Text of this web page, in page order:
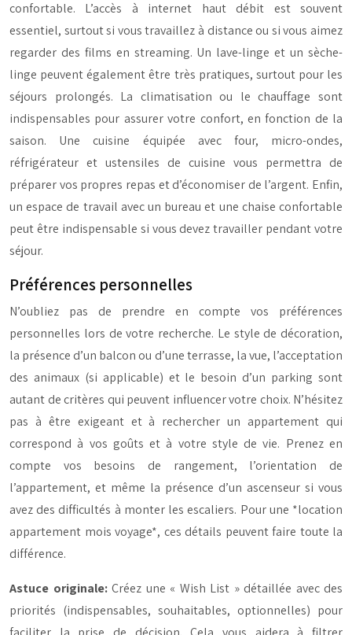
confortable. L’accès à internet haut débit est souvent
essentiel, surtout si vous travaillez à distance ou si vous aimez
regarder des films en streaming. Un lave-linge et un sèche-
linge peuvent également être très pratiques, surtout pour les
séjours prolongés. La climatisation ou le chauffage sont
indispensables pour assurer votre confort, en fonction de la
saison. Une cuisine équipée avec four, micro-ondes,
réfrigérateur et ustensiles de cuisine vous permettra de
préparer vos propres repas et d’économiser de l’argent. Enfin,
un espace de travail avec un bureau et une chaise confortable
peut être indispensable si vous devez travailler pendant votre
séjour.
Préférences personnelles
N’oubliez pas de prendre en compte vos préférences
personnelles lors de votre recherche. Le style de décoration,
la présence d’un balcon ou d’une terrasse, la vue, l’acceptation
des animaux (si applicable) et le besoin d’un parking sont
autant de critères qui peuvent influencer votre choix. N’hésitez
pas à être exigeant et à rechercher un appartement qui
correspond à vos goûts et à votre style de vie. Prenez en
compte vos besoins de rangement, l’orientation de
l’appartement, et même la présence d’un ascenseur si vous
avez des difficultés à monter les escaliers. Pour une *location
appartement mois voyage*, ces détails peuvent faire toute la
différence.
Astuce originale: Créez une « Wish List » détaillée avec des
priorités (indispensables, souhaitables, optionnelles) pour